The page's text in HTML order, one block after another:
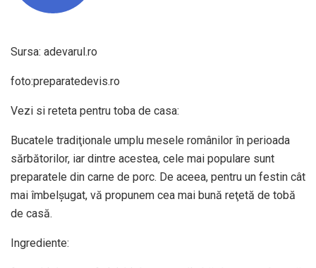
Sursa: adevarul.ro
foto:preparatedevis.ro
Vezi si reteta pentru toba de casa:
Bucatele tradiţionale umplu mesele românilor în perioada
sărbătorilor, iar dintre acestea, cele mai populare sunt
preparatele din carne de porc. De aceea, pentru un festin cât
mai îmbelşugat, vă propunem cea mai bună reţetă de tobă
de casă.
Ingrediente: